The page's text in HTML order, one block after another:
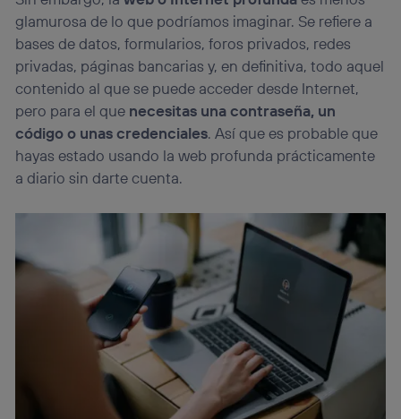
glamurosa de lo que podríamos imaginar. Se refiere a
bases de datos, formularios, foros privados, redes
privadas, páginas bancarias y, en definitiva, todo aquel
contenido al que se puede acceder desde Internet,
pero para el que necesitas una contraseña, un
código o unas credenciales. Así que es probable que
hayas estado usando la web profunda prácticamente
a diario sin darte cuenta.
que hayan dado su consentimiento.
Si utilizasdatos móviles , el marketing será más
personalizado, ya que se basará únicamente en la
navegación del usuario del móvil.
Puedes gestionar los consentimientos Utiq seleccionando
“Administrar Utiq” en la parte inferior de esta página web o
visitando el
portal de privacidad de Utiq
(“consenthub”) . Para más información, consulta
la política de privacidad de Utiq.